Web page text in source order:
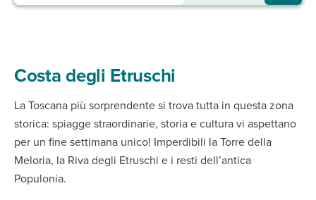
Costa degli Etruschi
La Toscana più sorprendente si trova tutta in questa zona
storica: spiagge straordinarie, storia e cultura vi aspettano
per un fine settimana unico! Imperdibili la Torre della
Meloria, la Riva degli Etruschi e i resti dell’antica
Populonia.